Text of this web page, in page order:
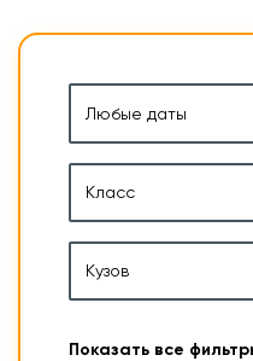
Класс
Кузов
Показать все